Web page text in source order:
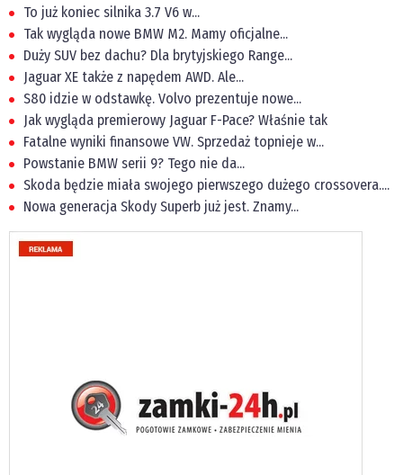
To już koniec silnika 3.7 V6 w...
Tak wygląda nowe BMW M2. Mamy oficjalne...
Duży SUV bez dachu? Dla brytyjskiego Range...
Jaguar XE także z napędem AWD. Ale...
S80 idzie w odstawkę. Volvo prezentuje nowe...
Jak wygląda premierowy Jaguar F-Pace? Właśnie tak
Fatalne wyniki finansowe VW. Sprzedaż topnieje w...
Powstanie BMW serii 9? Tego nie da...
Skoda będzie miała swojego pierwszego dużego crossovera....
Nowa generacja Skody Superb już jest. Znamy...